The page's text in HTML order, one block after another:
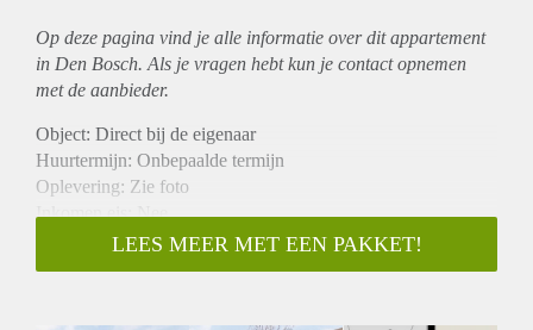
Op deze pagina vind je alle informatie over ditappartement
in Den Bosch. Als je vragen hebt kun je contact opnemen
met de aanbieder.
Object: Direct bij de eigenaar
Huurtermijn: Onbepaalde termijn
Oplevering: Zie foto
Inkomen eis: Nee
Garantiestelling mogelijk: Nee
Borg: 1 Maand
LEES MEER MET EEN PAKKET!